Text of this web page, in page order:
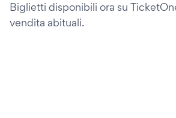
Biglietti disponibili ora su
vendita abituali.